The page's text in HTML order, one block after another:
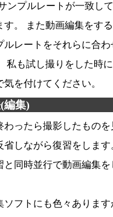
ンプルレートが一致し
す。 また動画編集をす
ルレートをそれらに合
私も試し撮りをした時
気を付けてください。
編集)
ったら撮影したものを
省しながら復習をしま
と同時並行で動画編集
フトにも色々あります